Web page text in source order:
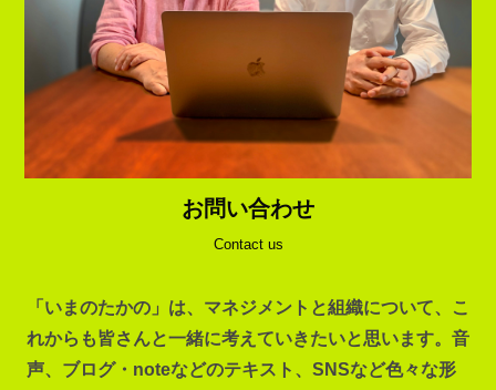
お問い合わせ
Contact us
「いまのたかの」は、マネジメントと組織について、こ
れからも皆さんと一緒に考えていきたいと思います。音
声、ブログ・noteなどのテキスト、SNSなど色々な形